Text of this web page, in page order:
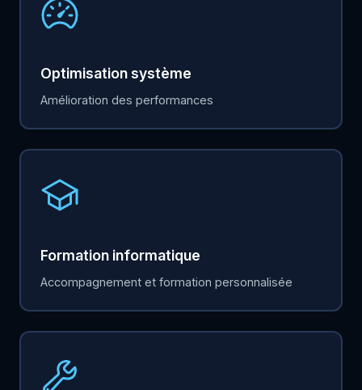
Optimisation système
Amélioration des performances
Formation informatique
Accompagnement et formation personnalisée